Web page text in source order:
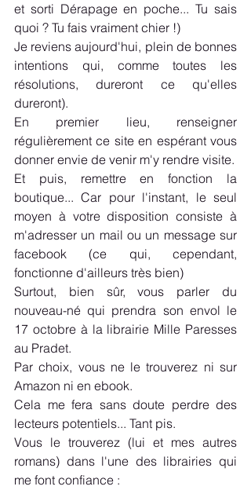
et sorti Dérapage en poche... Tu sais
quoi ? Tu fais vraiment chier !)
Je reviens aujourd'hui, plein de bonnes
intentions qui, comme toutes les
résolutions, dureront ce qu'elles
dureront).
En premier lieu, renseigner
régulièrement ce site en espérant vous
donner envie de venir m'y rendre visite.
Et puis, remettre en fonction la
boutique... Car pour l'instant, le seul
moyen à votre disposition consiste à
m'adresser un mail ou un message sur
facebook (ce qui, cependant,
fonctionne d'ailleurs très bien)
Surtout, bien sûr, vous parler du
nouveau-né qui prendra son envol le
17 octobre à la librairie Mille Paresses
au Pradet.
Par choix, vous ne le trouverez ni sur
Amazon ni en ebook.
Cela me fera sans doute perdre des
lecteurs potentiels... Tant pis.
Vous le trouverez (lui et mes autres
romans) dans l'une des librairies qui
me font confiance :